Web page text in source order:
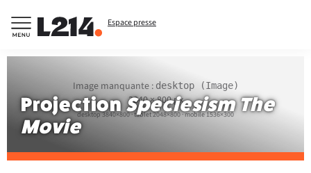
Espace presse
Image manquante : desktop (Image)
3840 × 800 px
desktop 3840×800 · tablet 2048×800 · mobile 1536×300
ProjectionSpeciesism The
Movie